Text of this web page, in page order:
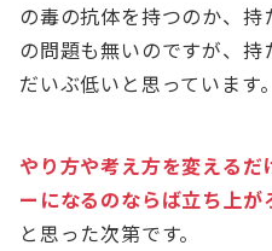
の毒の抗体を持つのか、
の問題も無いのですが、
だいぶ低いと思っています。
やり方や考え方を変える
ーになるのならば立ち上が
と思った次第です。